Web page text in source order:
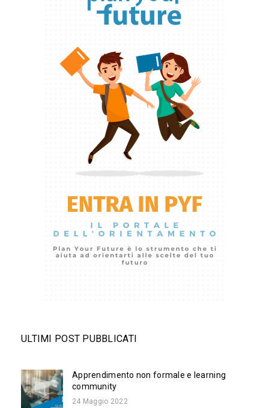
ULTIMI POST PUBBLICATI
Apprendimento non formale e learning
community
24 Maggio 2022